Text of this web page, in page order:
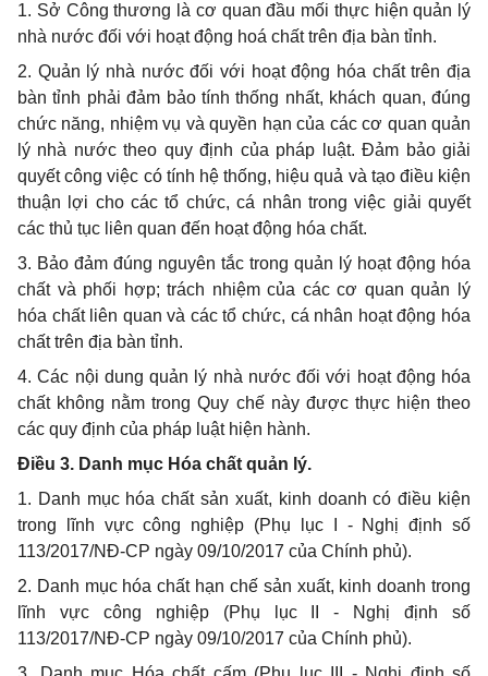
1. Sở Công thương là cơ quan đầu mối thực hiện quản lý
nhà nước đối với hoạt động hoá chất trên địa bàn tỉnh.
2. Quản lý nhà nước đối với hoạt động hóa chất trên địa
bàn tỉnh phải đảm bảo tính thống nhất, khách quan, đúng
chức năng, nhiệm vụ và quyền hạn của các cơ quan quản
lý nhà nước theo quy định của pháp luật. Đảm bảo giải
quyết công việc có tính hệ thống, hiệu quả và tạo điều kiện
thuận lợi cho các tổ chức, cá nhân trong việc giải quyết
các thủ tục liên quan đến hoạt động hóa chất.
3. Bảo đảm đúng nguyên tắc trong quản lý hoạt động hóa
chất và phối hợp; trách nhiệm của các cơ quan quản lý
hóa chất liên quan và các tổ chức, cá nhân hoạt động hóa
chất trên địa bàn tỉnh.
4. Các nội dung quản lý nhà nước đối với hoạt động hóa
chất không nằm trong Quy chế này được thực hiện theo
các quy định của pháp luật hiện hành.
Điều 3. Danh mục Hóa chất quản lý.
1. Danh mục hóa chất sản xuất, kinh doanh có điều kiện
trong lĩnh vực công nghiệp (Phụ lục I - Nghị định số
113/2017/NĐ-CP ngày 09/10/2017 của Chính phủ).
2. Danh mục hóa chất hạn chế sản xuất, kinh doanh trong
lĩnh vực công nghiệp (Phụ lục II - Nghị định số
113/2017/NĐ-CP ngày 09/10/2017 của Chính phủ).